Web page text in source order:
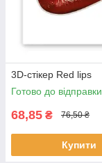
3D-стікер Red lips
Готово до відправки
68,85 ₴ 76,50 ₴
Купити